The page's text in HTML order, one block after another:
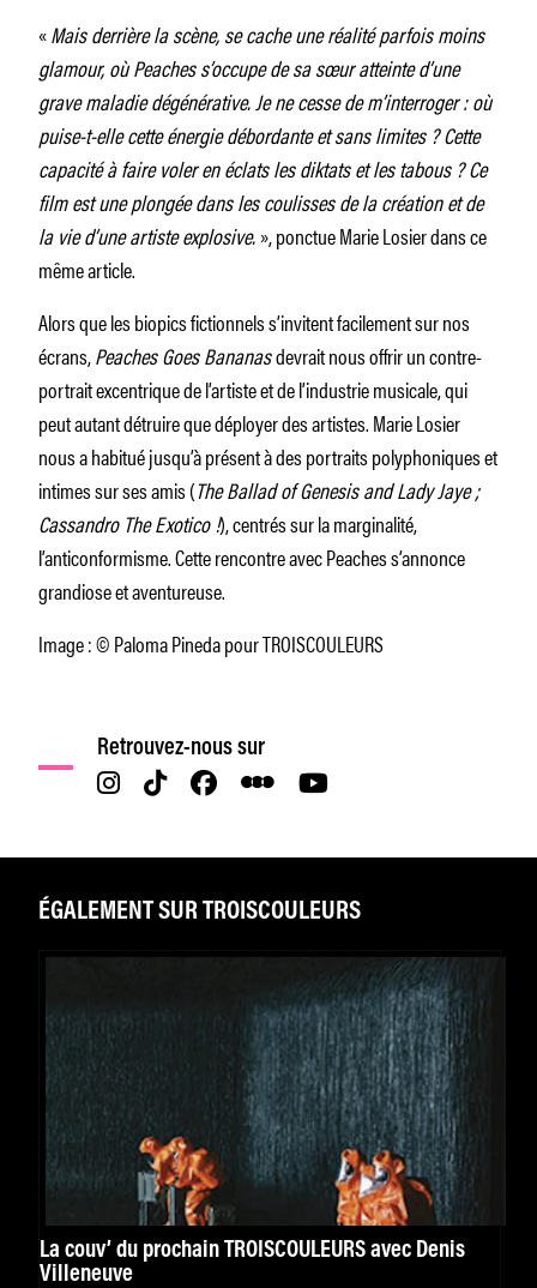
«Mais derrière la scène, se cache une réalité parfois moins
glamour, où Peaches s’occupe de sa sœur atteinte d’une
grave maladie dégénérative. Je ne cesse de m’interroger : où
puise-t-elle cette énergie débordante et sans limites ? Cette
capacité à faire voler en éclats les diktats et les tabous ? Ce
film est une plongée dans les coulisses de la création et de
la vie d’une artiste explosive.», ponctue Marie Losier dans ce
même article.
Alors que les biopics fictionnels s’invitent facilement sur nos
écrans,Peaches Goes Bananasdevrait nous offrir un contre-
portrait excentrique de l’artiste et de l’industrie musicale, qui
peut autant détruire que déployer des artistes. Marie Losier
nous a habitué jusqu’à présent à des portraits polyphoniques et
intimes sur ses amis (The Ballad of Genesis and Lady Jaye ;
Cassandro The Exotico !), centrés sur la marginalité,
l’anticonformisme. Cette rencontre avec Peaches s’annonce
grandiose et aventureuse.
Image : © Paloma Pineda pour TROISCOULEURS
Retrouvez-nous sur
ÉGALEMENT SUR TROISCOULEURS
La couv’ du prochain TROISCOULEURS avec Denis
Villeneuve